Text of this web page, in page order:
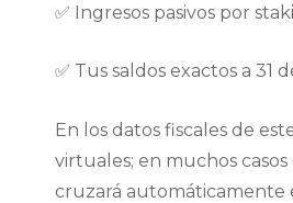
✅ Ingresos pasivos por
✅ Tus saldos exactos a 31
En los datos fiscales de
virtuales; en muchos
cruzará automáticamente